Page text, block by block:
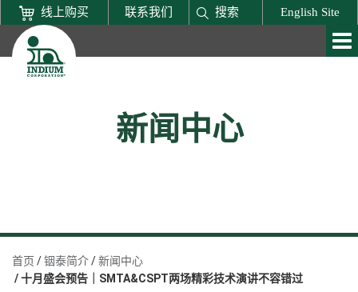
线上购买 联系我们 搜索 English Site
新闻中心
首页 铟泰简介
新闻中心
十月盛会预告｜SMTA&CSPT两场精彩技术演讲不容错过